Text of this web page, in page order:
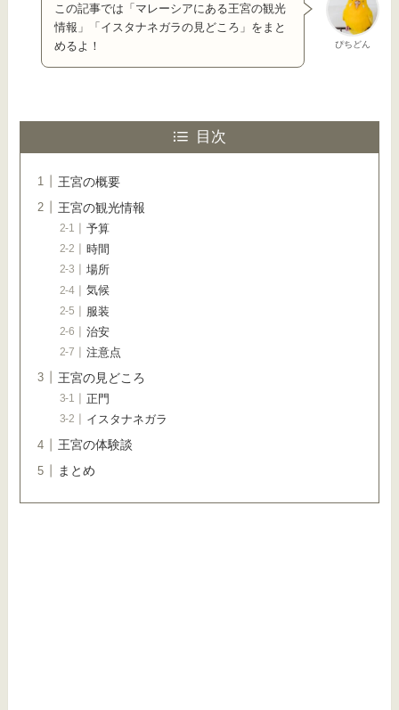
ぴちどん
この記事では「マレーシアにある王宮の観光
情報」「イスタナネガラの見どころ」をまと
めるよ！
目次
王宮の概要
王宮の観光情報
予算
時間
場所
気候
服装
治安
注意点
王宮の見どころ
正門
イスタナネガラ
王宮の体験談
まとめ